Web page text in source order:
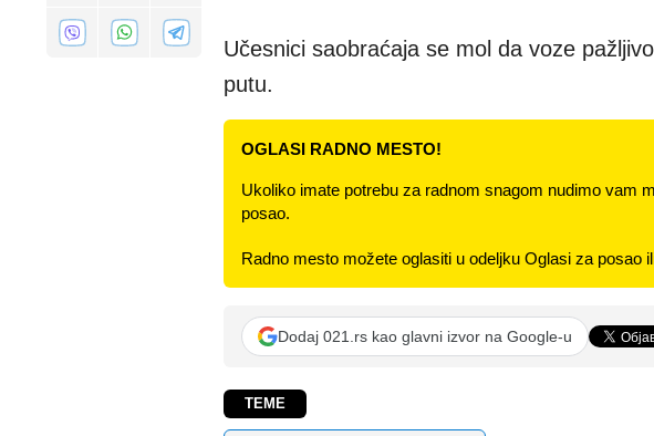
Učesnici saobraćaja se mol da voze
putu.
OGLASI RADNO MESTO!
Ukoliko imate potrebu za radnom snagom nudimo vam
posao.
Radno mesto možete oglasiti u odeljku Oglasi za posao
Dodaj 021.rs kao glavni izvor na Google-u
TEME